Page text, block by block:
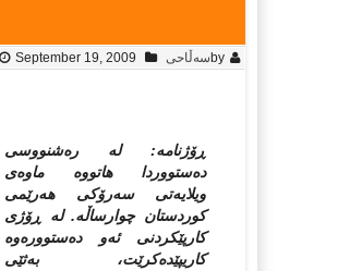
byسه‌ڵاحی September 19, 2009
ڕۆژنامه: ‌له‌ ره‌شنووسی
ده‌ستووردا هاتووه‌ ماوه‌ی
ویلایه‌تی سه‌رۆكی هه‌رێمی
کوردستان چوارساڵه‌. له‌ ڕۆژی
کارپێکردنی ئه‌و ده‌ستووره‌وه‌
کاریپێده‌کرێت، به‌ثێی